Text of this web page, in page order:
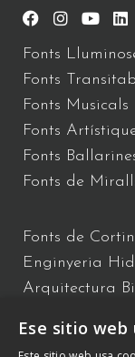
Fonts
Fonts
Fonts Musicals
Fonts
Fonts
Fonts de
Fonts de
Enginyeria
Arquitectura
Fonts Flotants
Ese sitio